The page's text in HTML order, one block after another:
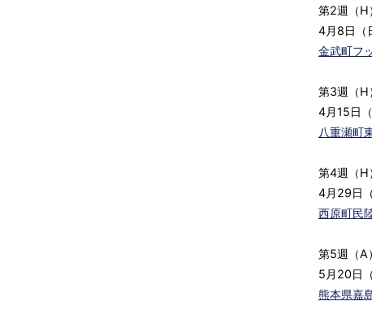
第2週（H
4月8日
金武町フ
第3週（H
4月15日
八重瀬町
第4週（H
4月29日
西原町民
第5週（A）
5月20日
熊本県嘉